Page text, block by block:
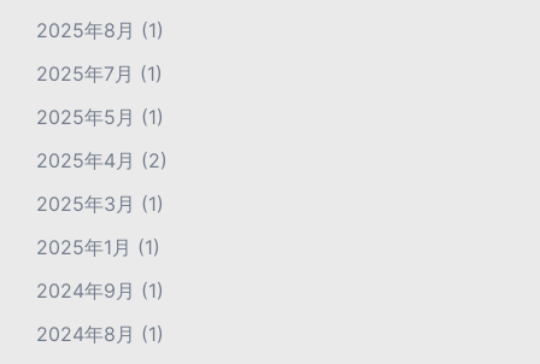
2025年8月 (1)
2025年7月 (1)
2025年5月 (1)
2025年4月 (2)
2025年3月 (1)
2025年1月 (1)
2024年9月 (1)
2024年8月 (1)